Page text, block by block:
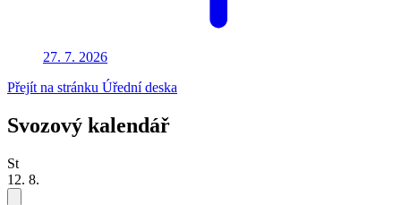
27. 7. 2026
Přejít na stránku Úřední deska
Svozový kalendář
St
12. 8.